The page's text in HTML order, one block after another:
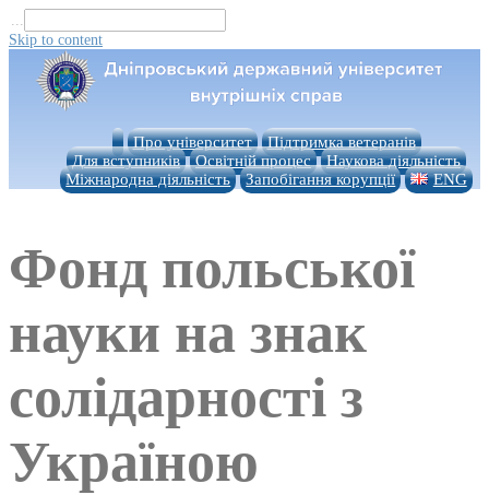
...
Skip to content
Про університет
Підтримка ветеранів
Для вступників
Освітній процес
Наукова діяльність
Міжнародна діяльність
Запобігання корупції ENG
Фонд польської
науки на знак
солідарності з
Україною